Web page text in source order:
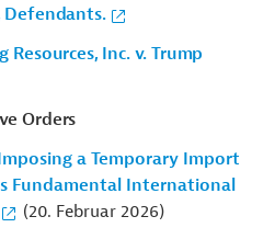
Defendants.
Resources, Inc. v. Trump
Orders
a Temporary Import
Fundamental International
(20. Februar 2026)